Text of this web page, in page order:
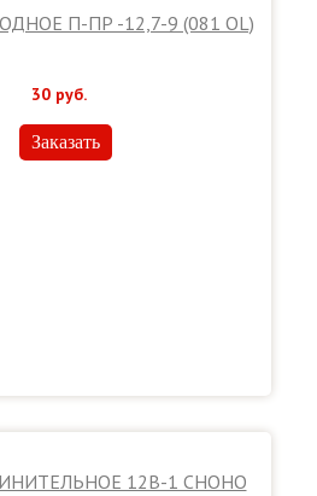
П-ПР -12,7-9 (081 OL)
30 руб.
Заказать
12В-1 CHOHO